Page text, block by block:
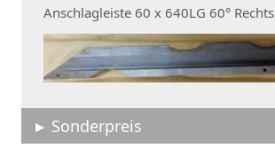
Anschlagleiste 60 x 640LG 60° Rechts
Sonderpreis